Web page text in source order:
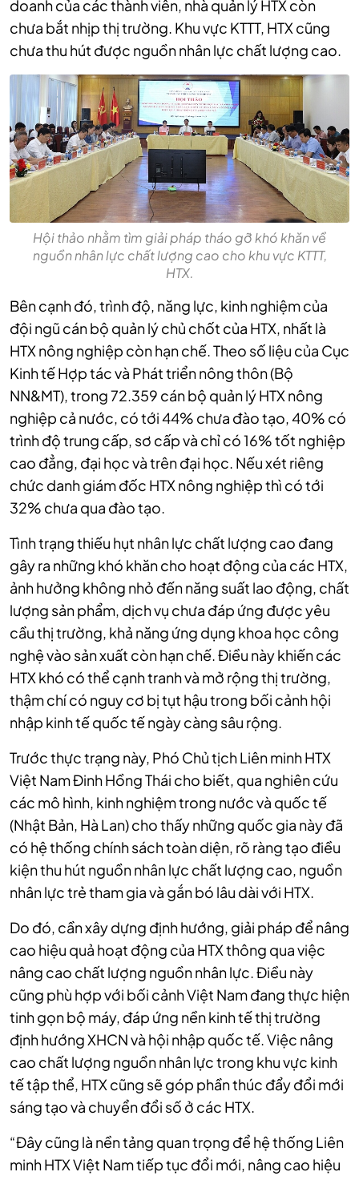
doanh của các thành viên, nhà quản lý HTX còn
chưa bắt nhịp thị trường. Khu vực KTTT, HTX cũng
chưa thu hút được nguồn nhân lực chất lượng cao.
Hội thảo nhằm tìm giải pháp tháo gỡ khó khăn về
nguồn nhân lực chất lượng cao cho khu vực KTTT,
HTX.
Bên cạnh đó, trình độ, năng lực, kinh nghiệm của
đội ngũ cán bộ quản lý chủ chốt của HTX, nhất là
HTX nông nghiệp còn hạn chế. Theo số liệu của Cục
Kinh tế Hợp tác và Phát triển nông thôn (Bộ
NN&MT), trong 72.359 cán bộ quản lý HTX nông
nghiệp cả nước, có tới 44% chưa đào tạo, 40% có
trình độ trung cấp, sơ cấp và chỉ có 16% tốt nghiệp
cao đẳng, đại học và trên đại học. Nếu xét riêng
chức danh giám đốc HTX nông nghiệp thì có tới
32% chưa qua đào tạo.
Tình trạng thiếu hụt nhân lực chất lượng cao đang
gây ra những khó khăn cho hoạt động của các HTX,
ảnh hưởng không nhỏ đến năng suất lao động, chất
lượng sản phẩm, dịch vụ chưa đáp ứng được yêu
cầu thị trường, khả năng ứng dụng khoa học công
nghệ vào sản xuất còn hạn chế. Điều này khiến các
HTX khó có thể cạnh tranh và mở rộng thị trường,
thậm chí có nguy cơ bị tụt hậu trong bối cảnh hội
nhập kinh tế quốc tế ngày càng sâu rộng.
Trước thực trạng này, Phó Chủ tịch Liên minh HTX
Việt Nam Đinh Hồng Thái cho biết, qua nghiên cứu
các mô hình, kinh nghiệm trong nước và quốc tế
(Nhật Bản, Hà Lan) cho thấy những quốc gia này đã
có hệ thống chính sách toàn diện, rõ ràng tạo điều
kiện thu hút nguồn nhân lực chất lượng cao, nguồn
nhân lực trẻ tham gia và gắn bó lâu dài với HTX.
Do đó, cần xây dựng định hướng, giải pháp để nâng
cao hiệu quả hoạt động của HTX thông qua việc
nâng cao chất lượng nguồn nhân lực. Điều này
cũng phù hợp với bối cảnh Việt Nam đang thực hiện
tinh gọn bộ máy, đáp ứng nền kinh tế thị trường
định hướng XHCN và hội nhập quốc tế. Việc nâng
cao chất lượng nguồn nhân lực trong khu vực kinh
tế tập thể, HTX cũng sẽ góp phần thúc đẩy đổi mới
sáng tạo và chuyển đổi số ở các HTX.
“Đây cũng là nền tảng quan trọng để hệ thống Liên
minh HTX Việt Nam tiếp tục đổi mới, nâng cao hiệu